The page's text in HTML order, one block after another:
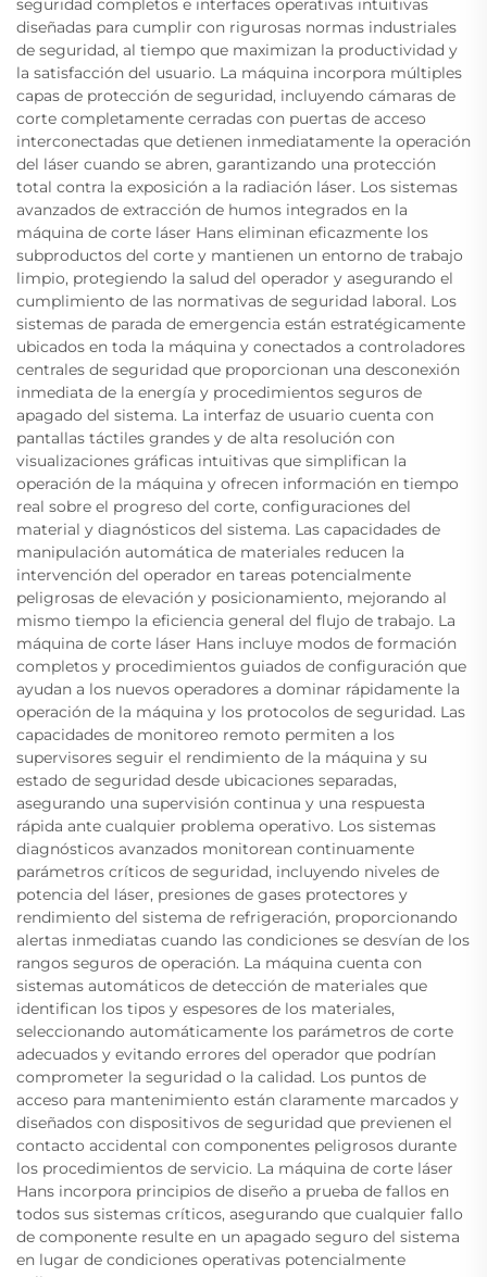
seguridad completos e interfaces operativas intuitivas
diseñadas para cumplir con rigurosas normas industriales
de seguridad, al tiempo que maximizan la productividad y
la satisfacción del usuario. La máquina incorpora múltiples
capas de protección de seguridad, incluyendo cámaras de
corte completamente cerradas con puertas de acceso
interconectadas que detienen inmediatamente la operación
del láser cuando se abren, garantizando una protección
total contra la exposición a la radiación láser. Los sistemas
avanzados de extracción de humos integrados en la
máquina de corte láser Hans eliminan eficazmente los
subproductos del corte y mantienen un entorno de trabajo
limpio, protegiendo la salud del operador y asegurando el
cumplimiento de las normativas de seguridad laboral. Los
sistemas de parada de emergencia están estratégicamente
ubicados en toda la máquina y conectados a controladores
centrales de seguridad que proporcionan una desconexión
inmediata de la energía y procedimientos seguros de
apagado del sistema. La interfaz de usuario cuenta con
pantallas táctiles grandes y de alta resolución con
visualizaciones gráficas intuitivas que simplifican la
operación de la máquina y ofrecen información en tiempo
real sobre el progreso del corte, configuraciones del
material y diagnósticos del sistema. Las capacidades de
manipulación automática de materiales reducen la
intervención del operador en tareas potencialmente
peligrosas de elevación y posicionamiento, mejorando al
mismo tiempo la eficiencia general del flujo de trabajo. La
máquina de corte láser Hans incluye modos de formación
completos y procedimientos guiados de configuración que
ayudan a los nuevos operadores a dominar rápidamente la
operación de la máquina y los protocolos de seguridad. Las
capacidades de monitoreo remoto permiten a los
supervisores seguir el rendimiento de la máquina y su
estado de seguridad desde ubicaciones separadas,
asegurando una supervisión continua y una respuesta
rápida ante cualquier problema operativo. Los sistemas
diagnósticos avanzados monitorean continuamente
parámetros críticos de seguridad, incluyendo niveles de
potencia del láser, presiones de gases protectores y
rendimiento del sistema de refrigeración, proporcionando
alertas inmediatas cuando las condiciones se desvían de los
rangos seguros de operación. La máquina cuenta con
sistemas automáticos de detección de materiales que
identifican los tipos y espesores de los materiales,
seleccionando automáticamente los parámetros de corte
adecuados y evitando errores del operador que podrían
comprometer la seguridad o la calidad. Los puntos de
acceso para mantenimiento están claramente marcados y
diseñados con dispositivos de seguridad que previenen el
contacto accidental con componentes peligrosos durante
los procedimientos de servicio. La máquina de corte láser
Hans incorpora principios de diseño a prueba de fallos en
todos sus sistemas críticos, asegurando que cualquier fallo
de componente resulte en un apagado seguro del sistema
en lugar de condiciones operativas potencialmente